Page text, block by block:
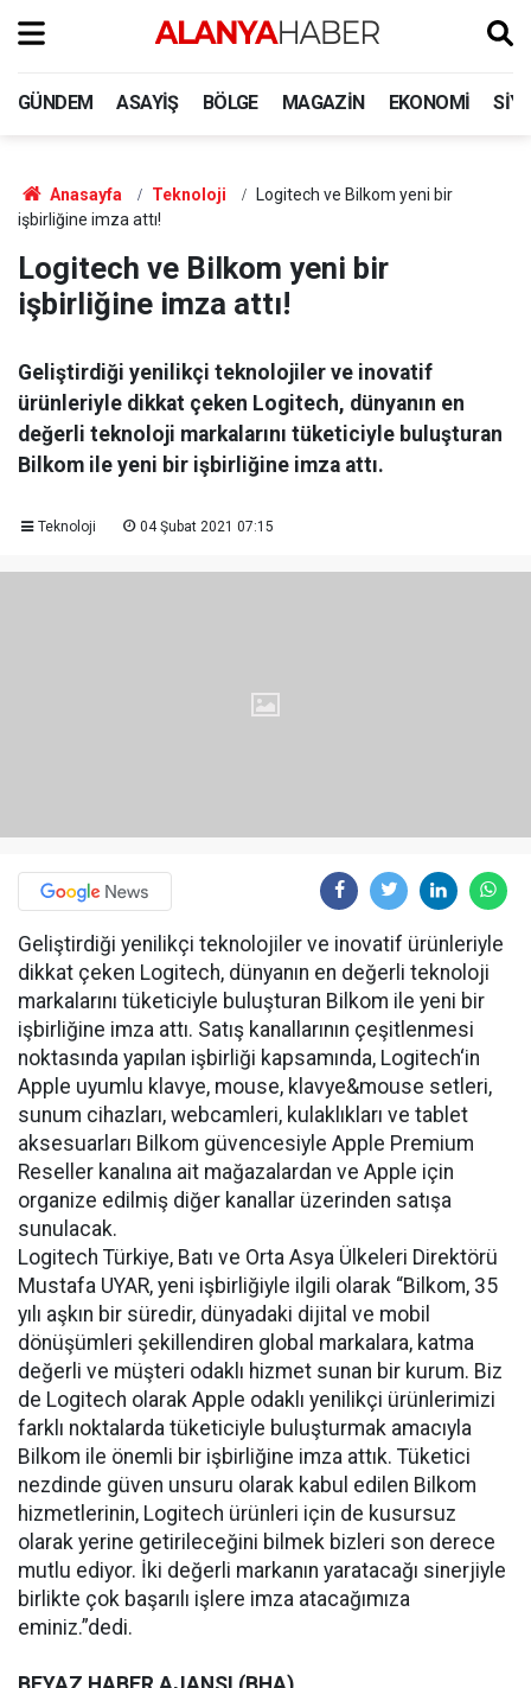
GÜNDEM ASAYIŞ BÖLGE MAGAZIN EKONOMI
Anasayfa Teknoloji
Logitech ve Bilkom yeni bir
işbirliğine imza attı!
Logitech ve Bilkom yeni bir
işbirliğine imza attı!
Geliştirdiği yenilikçi teknolojiler ve inovatif
ürünleriyle dikkat çeken Logitech, dünyanın en
değerli teknoloji markalarını tüketiciyle buluşturan
Bilkom ile yeni bir işbirliğine imza attı.
Teknoloji 04 Şubat 2021 07:15
Geliştirdiği yenilikçi teknolojiler ve inovatif ürünleriyle
dikkat çeken Logitech, dünyanın en değerli teknoloji
markalarını tüketiciyle buluşturan Bilkom ile yeni bir
işbirliğine imza attı. Satış kanallarının çeşitlenmesi
noktasında yapılan işbirliği kapsamında, Logitech‘in
Apple uyumlu klavye, mouse, klavye&mouse setleri,
sunum cihazları, webcamleri, kulaklıkları ve tablet
aksesuarları Bilkom güvencesiyle Apple Premium
Reseller kanalına ait mağazalardan ve Apple için
organize edilmiş diğer kanallar üzerinden satışa
sunulacak.
Logitech Türkiye, Batı ve Orta Asya Ülkeleri Direktörü
Mustafa UYAR, yeni işbirliğiyle ilgili olarak “Bilkom, 35
yılı aşkın bir süredir, dünyadaki dijital ve mobil
dönüşümleri şekillendiren global markalara, katma
değerli ve müşteri odaklı hizmet sunan bir kurum. Biz
de Logitech olarak Apple odaklı yenilikçi ürünlerimizi
farklı noktalarda tüketiciyle buluşturmak amacıyla
Bilkom ile önemli bir işbirliğine imza attık. Tüketici
nezdinde güven unsuru olarak kabul edilen Bilkom
hizmetlerinin, Logitech ürünleri için de kusursuz
olarak yerine getirileceğini bilmek bizleri son derece
mutlu ediyor. İki değerli markanın yaratacağı sinerjiyle
birlikte çok başarılı işlere imza atacağımıza
eminiz.”dedi.